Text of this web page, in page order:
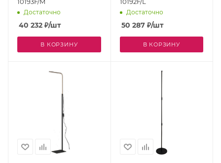
Достаточно
40 232 ₽/шт
В КОРЗИНУ
Достаточно
50 287₽/шт
В КОРЗИНУ